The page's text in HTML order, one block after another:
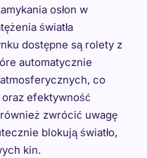
osłon w
światła
dostępne są rolety z
automatycznie
co
efektywność
zwrócić uwagę
blokują światło,
kin.